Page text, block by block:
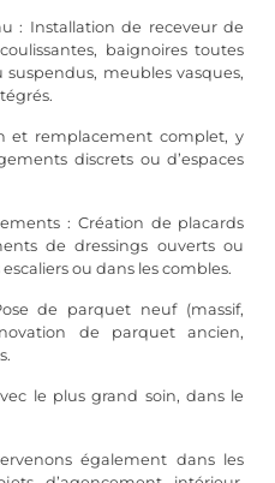
: Installation de receveur de
baignoires toutes
suspendus, meubles vasques,
et remplacement complet, y
discrets ou d’espaces
: Création de placards
de dressings ouverts ou
ou dans les combles.
de parquet neuf (massif,
de parquet ancien,
le plus grand soin, dans le
également dans les